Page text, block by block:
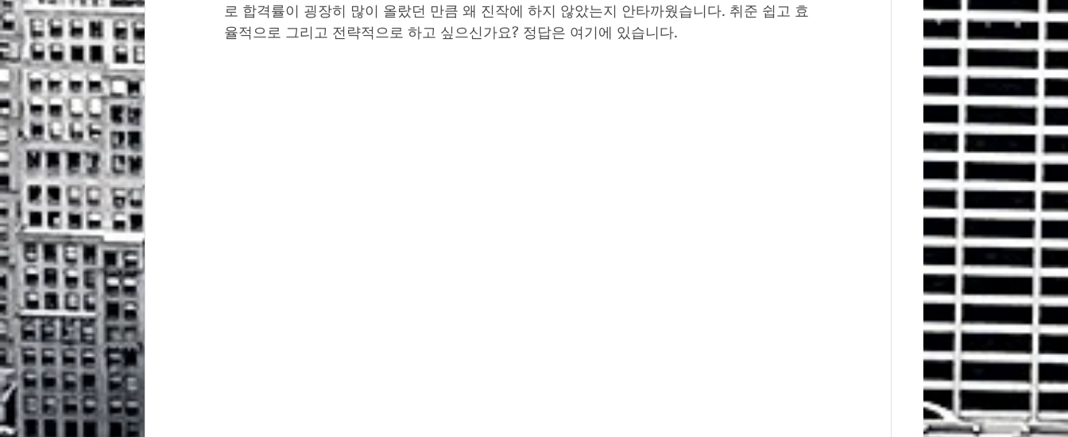
로 합격률이 굉장히 많이 올랐던 만큼 왜 진작에 하지 않았는지 안타까웠습니다. 취준 쉽고 효
율적으로 그리고 전략적으로 하고 싶으신가요? 정답은 여기에 있습니다.